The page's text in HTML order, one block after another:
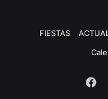
FIESTAS